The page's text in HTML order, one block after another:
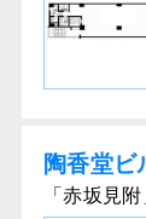
陶香堂ビ
「赤坂見